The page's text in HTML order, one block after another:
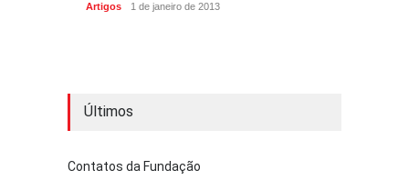
Artigos 1 de janeiro de 2013
Últimos
Contatos da Fundação